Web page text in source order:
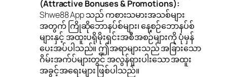
(Attractive Bonuses & Promotions):
Shwe88 App သည် ကစားသမားအသစ်များ
အတွက် ကြိုဆိုဘောနပ်စ်များ၊ နေ့စဉ်ဘောနပ်စ်
များနှင့် အထူးပရိုမိုးရှင်းအစီအစဉ်များကို ပုံမှန်
ပေးအပ်ပါသည်။ ဤအရာများသည် အခြားသော
ဂိမ်းအက်ပ်များတွင် အလွန်ရှားပါးသော အထူး
အခွင့်အရေးများ ဖြစ်ပါသည်။